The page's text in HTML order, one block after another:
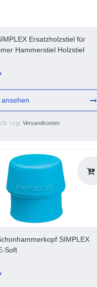
Ersatzholzstiel für
Hammerstiel Holzstiel
zzgl. Versandkosten
SIMPLEX
Soft